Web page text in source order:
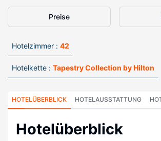
Preise
Hotelzimmer : 42
Hotelkette : Tapestry Collection by Hilton
HOTELÜBERBLICK HOTELAUSSTATTUNG
Hotelüberblick